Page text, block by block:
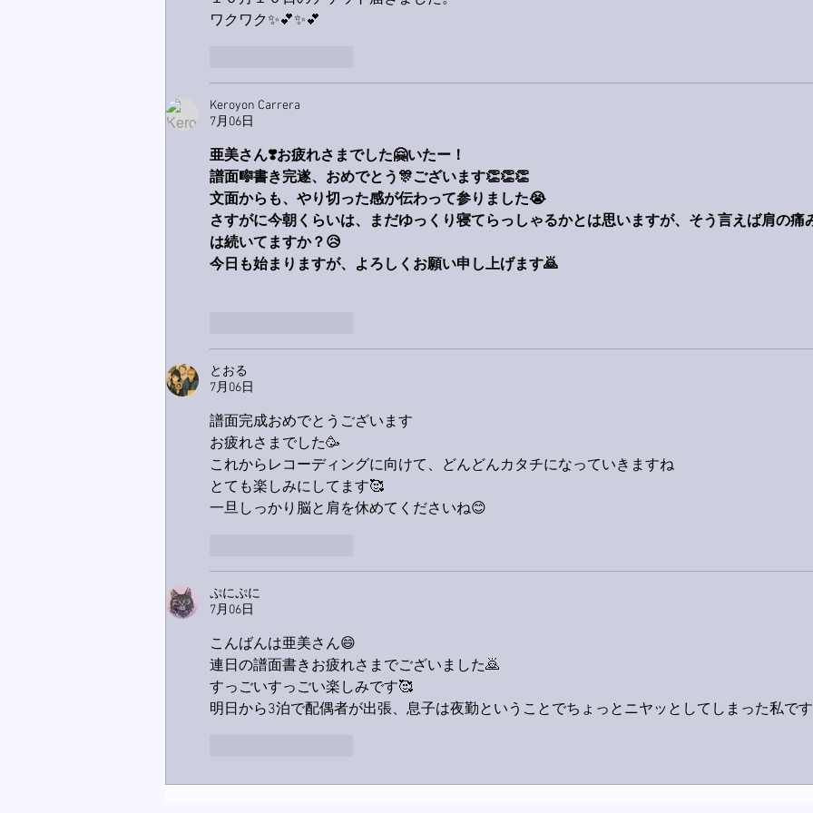
ワクワク✨💕✨💕
Keroyon Carrera
7月06日
亜美さん❣️お疲れさまでした🤗いたー！
譜面🎼書き完遂、おめでとう🎊ございます👏👏👏
文面からも、やり切った感が伝わって参りました😭
さすがに今朝くらいは、まだゆっくり寝てらっしゃるかとは思いますが、そう言えば肩の痛
は続いてますか？😥
今日も始まりますが、よろしくお願い申し上げます🙇
とおる
7月06日
譜面完成おめでとうございます
お疲れさまでした🥳
これからレコーディングに向けて、どんどんカタチになっていきますね
とても楽しみにしてます🥰
一旦しっかり脳と肩を休めてくださいね😊
ぷにぷに
7月06日
こんばんは亜美さん😄
連日の譜面書きお疲れさまでございました🙇
すっごいすっごい楽しみです🥰
明日から3泊で配偶者が出張、息子は夜勤ということでちょっとニヤッとしてしまった私で